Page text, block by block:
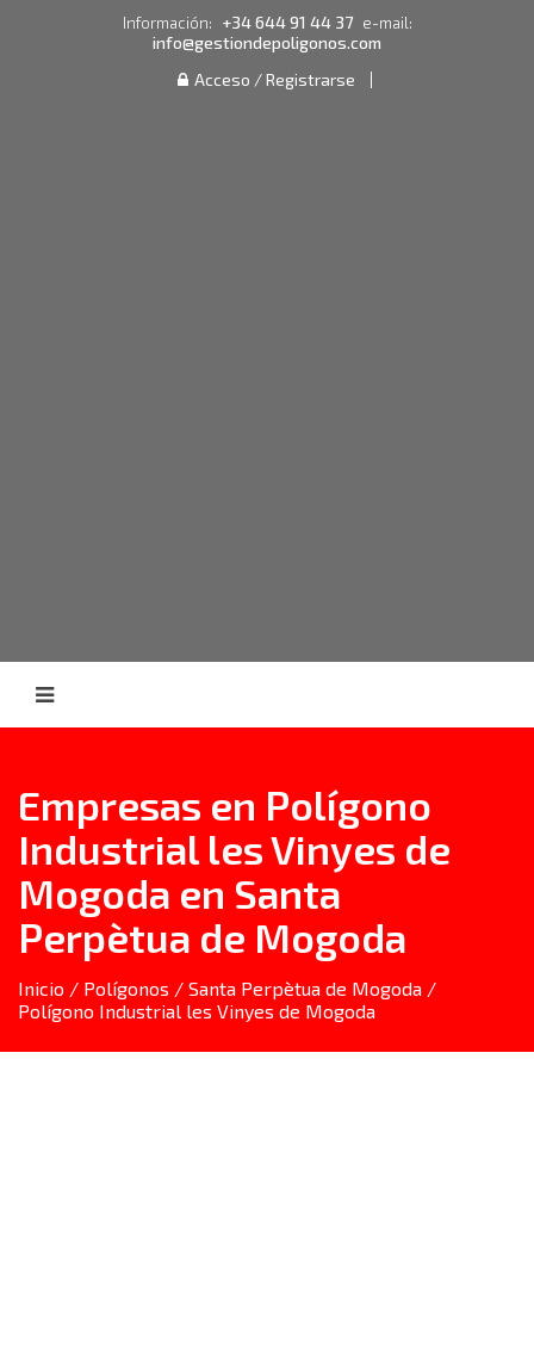
Información: +34 644 91 44 37 e-mail:
info@gestiondepoligonos.com
Acceso / Registrarse
Empresas en Polígono
Industrial les Vinyes de
Mogoda en Santa
Perpètua de Mogoda
Inicio / Polígonos / Santa Perpètua de Mogoda /
Polígono Industrial les Vinyes de Mogoda